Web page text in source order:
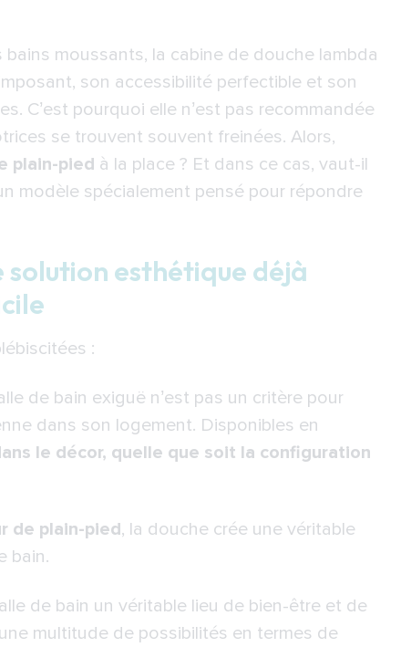
de plus pour la douche à l’italienne pour
: bien faire son choix pour une
poser les bonnes questions
et de l’esthétisme
Royale : un savoir-faire professionnel au
moussants, la cabine de douche lambda
son accessibilité perfectible et son
C’est pourquoi elle n’est pas recommandée
se trouvent souvent freinées. Alors,
plain-pied à la place ? Et dans ce cas, vaut-il
modèle spécialement pensé pour répondre
solution esthétique déjà
:
de bain exiguë n’est pas un critère pour
dans son logement. Disponibles en
le décor, quelle que soit la configuration
de plain-pied, la douche crée une véritable
bain.
de bain un véritable lieu de bien-être et de
multitude de possibilités en termes de